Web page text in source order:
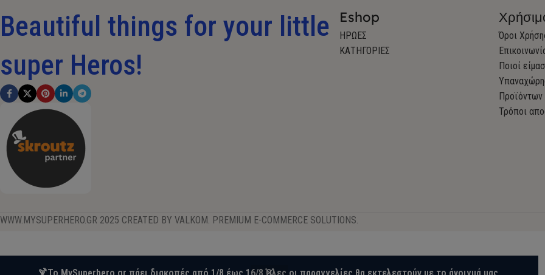
🍹Το MySuperhero.gr πάει διακοπές από 1/8 έως 16/8.Όλες οι παραγγελίες θα εκτελεστούν με το άνοιγμά μας.
Beautiful things for your little
super Heros!
Eshop
ΗΡΩΕΣ
ΚΑΤΗΓΟΡΙΕΣ
Όροι
Ποιοί
Προϊόντων
Τρόποι
WWW.MYSUPERHERO.GR 2025 CREATED BY VALKOM. PREMIUM E-COMMERCE SOLUTIONS.